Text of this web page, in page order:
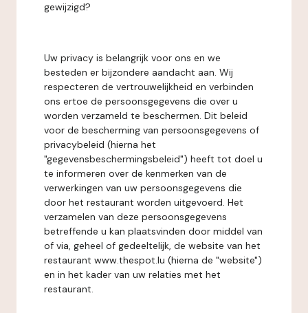
gewijzigd?
Uw privacy is belangrijk voor ons en we
besteden er bijzondere aandacht aan. Wij
respecteren de vertrouwelijkheid en verbinden
ons ertoe de persoonsgegevens die over u
worden verzameld te beschermen. Dit beleid
voor de bescherming van persoonsgegevens of
privacybeleid (hierna het
"gegevensbeschermingsbeleid") heeft tot doel u
te informeren over de kenmerken van de
verwerkingen van uw persoonsgegevens die
door het restaurant worden uitgevoerd. Het
verzamelen van deze persoonsgegevens
betreffende u kan plaatsvinden door middel van
of via, geheel of gedeeltelijk, de website van het
restaurant www.thespot.lu (hierna de "website")
en in het kader van uw relaties met het
restaurant.